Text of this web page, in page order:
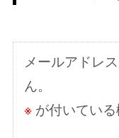
シ
ョ
ンメールアドレ
ん。
※が付いている